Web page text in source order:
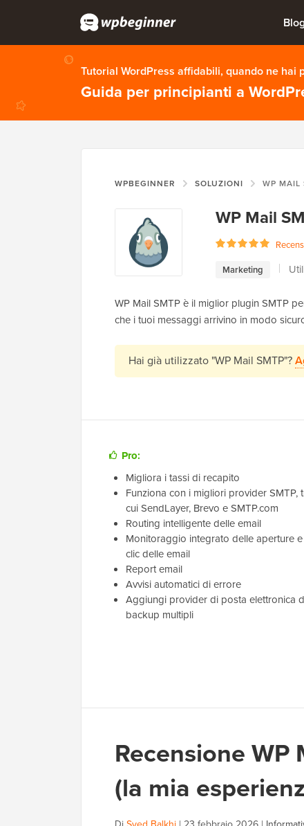
Tutorial WordPress affidabili, quando ne hai
Guida per principianti a
WPBEGINNER SOLUZIONI WP MAIL
WP Mail
Marketing
WP Mail SMTP è il miglior plugin SMTP
che i tuoi messaggi arrivino in modo
Hai già utilizzato "WP Mail SMTP"?
Pro:
Migliora i tassi di recapito
Funziona con i migliori provider SMTP,
cui SendLayer, Brevo e SMTP.com
Routing intelligente delle email
Monitoraggio integrato delle aperture
clic delle email
Report email
Avvisi automatici di errore
Aggiungi provider di posta elettronica
backup multipli
Recensione WP
(la mia